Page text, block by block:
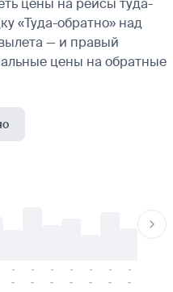
«Туда-обратно» над
— и правый
цены на обратные
-
-
-
-
-
-
-
-
-
-
-
-
-
-